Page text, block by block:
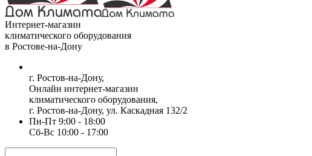
Интернет-магазин
климатического оборудования
в Ростове-на-Дону
г. Ростов-на-Дону,
Онлайн интернет-магазин
климатического оборудования,
г. Ростов-на-Дону, ул. Каскадная 132/2
Пн-Пт 9:00 - 18:00
Сб-Вс 10:00 - 17:00